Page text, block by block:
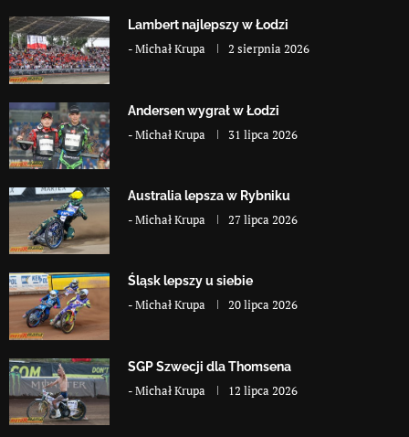
Lambert najlepszy w Łodzi
-Michał Krupa 2 sierpnia 2026
Andersen wygrał w Łodzi
-Michał Krupa 31 lipca 2026
Australia lepsza w Rybniku
-Michał Krupa 27 lipca 2026
Śląsk lepszy u siebie
-Michał Krupa 20 lipca 2026
SGP Szwecji dla Thomsena
-Michał Krupa 12 lipca 2026